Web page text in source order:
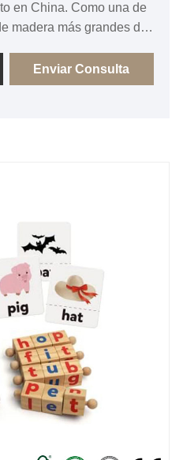
en China. Como una de
madera más grandes de
ambiente, están
el proveedor
Enviar Consulta